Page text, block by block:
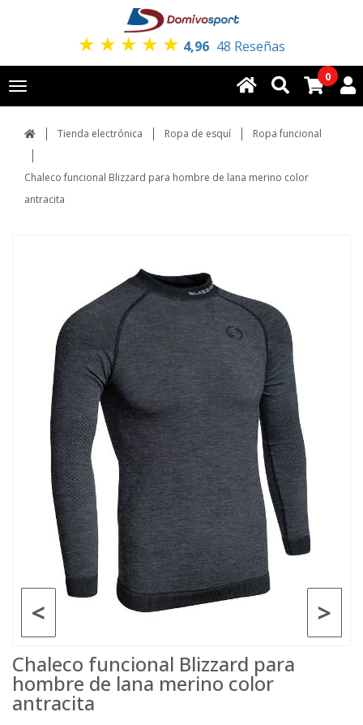
★ ★ ★ ★ ★ 4,96 48 Reseñas
Toggle
navigation
0
Tienda electrónica Ropa de esquí Ropa funcional
Chaleco funcional Blizzard para hombre de lana merino color
antracita
>
<
Chaleco funcional Blizzard para
hombre de lana merino color
antracita